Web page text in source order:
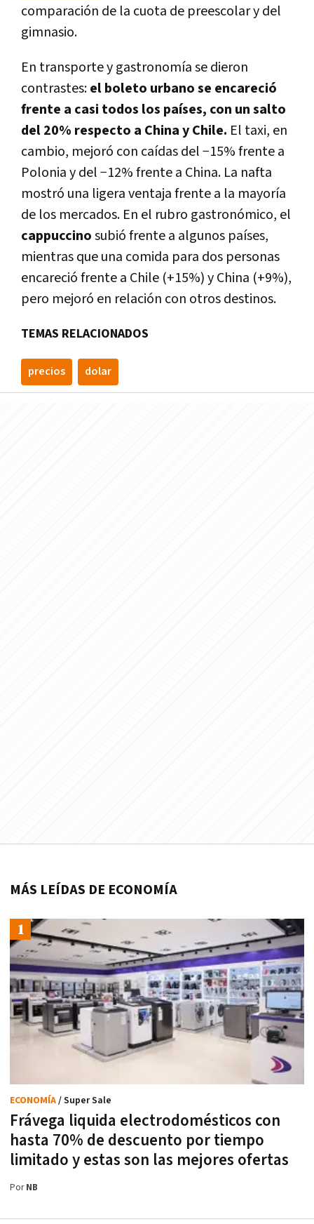
comparación de la cuota de preescolar y del
gimnasio.
En transporte y gastronomía se dieron
contrastes:el boleto urbano se encareció
frente a casi todos los países, con un salto
del 20% respecto a China y Chile. El taxi, en
cambio, mejoró con caídas del −15% frente a
Polonia y del −12% frente a China. La nafta
mostró una ligera ventaja frente a la mayoría
de los mercados. En el rubro gastronómico, el
cappuccinosubió frente a algunos países,
mientras que una comida para dos personas
encareció frente a Chile (+15%) y China (+9%),
pero mejoró en relación con otros destinos.
TEMAS RELACIONADOS
precios dolar
MÁS LEÍDAS DE ECONOMÍA
Frávega liquida electrodomésticos con
hasta 70% de descuento por tiempo
limitado y estas son las mejores ofertas
ECONOMÍA/ Super Sale
PorNB